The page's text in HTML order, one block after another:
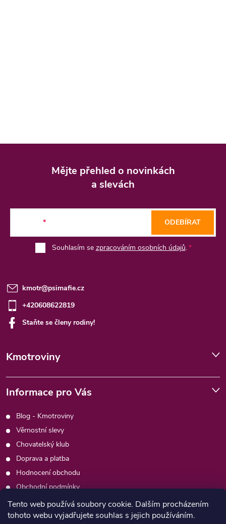
Tento web používá soubory cookie. Dalším procházením
tohoto webu vyjadřujete souhlas s jejich používáním.
Mějte přehled o novinkách
a slevách
Souhlasím se zpracováním osobních údajů.
ODEBÍRAT
kmotr@psimafie.cz
+420608622819
Staňte se členy rodiny!
Kmotroviny
Informace pro Vás
Blog - Kmotroviny
Věrnostní slevy
Chovatelský klub
Doprava a platba
Hodnocení obchodu
Obchodní podmínky
Podmínky ochrany osobních údajů
Kontakty